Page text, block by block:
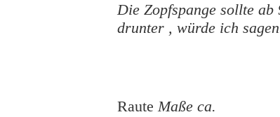
Die Zopfspange sollte
drunter , würde ich
RauteMaße ca.